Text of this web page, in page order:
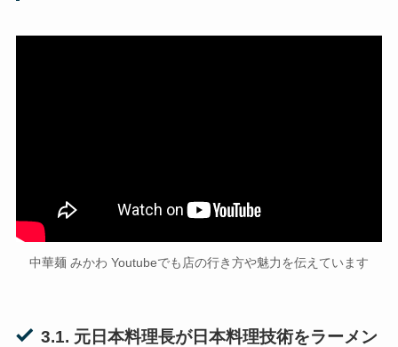
中華麺 みかわ Youtubeでも店の行き方や魅力を伝えています
3.1. 元日本料理長が日本料理技術をラーメン